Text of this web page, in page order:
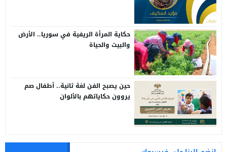
حكاية المرأة الريفية في سوريا.. الأرض
والبيت والحياة
حين يصبح الفن لغة ثانية.. أطفال صم
يروون حكاياتهم بالألوان